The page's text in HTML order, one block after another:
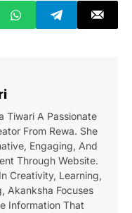
Including 14
Drugs Banned
Tiwari A Passionate
From Rewa. She
Engaging, And
Through Website.
Creativity, Learning,
Akanksha Focuses
Information That